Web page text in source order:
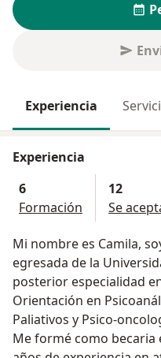
Experiencia
Experiencia
6
Formación
12
Se
Mi nombre es Camila,
egresada de la
posterior especialidad
Orientación en
Paliativos y Psico-
Me formé como becaria